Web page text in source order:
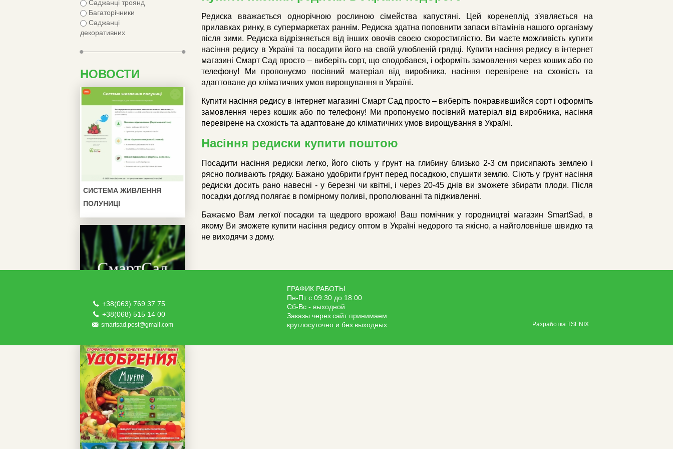
Саджанці троянд
Багаторічники
Саджанці
декоративних
НОВОСТИ
СИСТЕМА ЖИВЛЕННЯ
ПОЛУНИЦІ
НАСІННЯ
Редиска вважається однорічною рослиною сімейства капустяні. Цей коренеплід з'являється на
прилавках ринку, в супермаркетах раннім. Редиска здатна поповнити запаси вітамінів нашого організму
після зими. Редиска відрізняється від інших овочів своєю скоростиглістю. Ви маєте можливість купити
насіння редису в Україні та посадити його на своїй улюбленій грядці. Купити насіння редису в інтернет
магазині Смарт Сад просто – виберіть сорт, що сподобався, і оформіть замовлення через кошик або по
телефону! Ми пропонуємо посівний матеріал від виробника, насіння перевірене на схожість та
адаптоване до кліматичних умов вирощування в Україні.
Купити насіння редису в інтернет магазині Смарт Сад просто – виберіть понравившийся сорт і оформіть
замовлення через кошик або по телефону! Ми пропонуємо посівний матеріал від виробника, насіння
перевірене на схожість та адаптоване до кліматичних умов вирощування в Україні.
Насіння редиски купити поштою
Посадити насіння редиски легко, його сіють у ґрунт на глибину близько 2-3 см присипають землею і
рясно поливають грядку. Бажано удобрити ґрунт перед посадкою, спушити землю. Сіють у ґрунт насіння
редиски досить рано навесні - у березні чи квітні, і через 20-45 днів ви зможете збирати плоди. Після
посадки догляд полягає в помірному поливі, прополюванні та підживленні.
Бажаємо Вам легкої посадки та щедрого врожаю! Ваш помічник у городництві магазин SmartSad, в
якому Ви зможете купити насіння редису оптом в Україні недорого та якісно, ​​а найголовніше швидко та
не виходячи з дому.
+38(063) 769 37 75
+38(068) 515 14 00
smartsad.post@gmail.com
ГРАФИК РАБОТЫ
Пн-Пт с 09:30 до 18:00
Сб-Вс - выходной
Заказы через сайт принимаем
круглосуточно и без выходных
Разработка TSENIX